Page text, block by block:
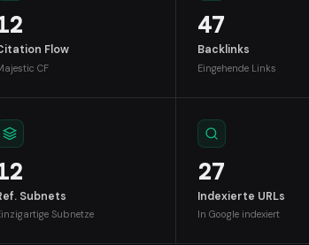
Flow
CF
47
Backlinks
Eingehende Links
Subnets
Subnetze
27
Indexierte URLs
In Google indexiert